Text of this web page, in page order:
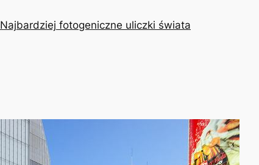
Najbardziej fotogeniczne uliczki świata